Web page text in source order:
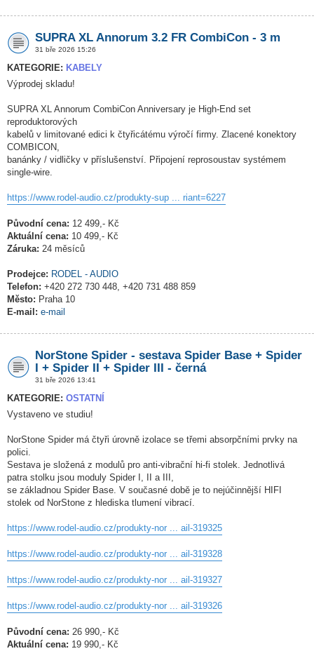
SUPRA XL Annorum 3.2 FR CombiCon - 3 m
31 bře 2026 15:26
KATEGORIE: KABELY
Výprodej skladu!
SUPRA XL Annorum CombiCon Anniversary je High-End set
reproduktorových
kabelů v limitované edici k čtyřicátému výročí firmy. Zlacené konektory
COMBICON,
banánky / vidličky v příslušenství. Připojení reprosoustav systémem
single-wire.
https://www.rodel-audio.cz/produkty-sup ... riant=6227
Původní cena: 12 499,- Kč
Aktuální cena: 10 499,- Kč
Záruka: 24 měsíců
Prodejce: RODEL - AUDIO
Telefon: +420 272 730 448, +420 731 488 859
Město: Praha 10
E-mail: e-mail
NorStone Spider - sestava Spider Base + Spider
I + Spider II + Spider III - černá
31 bře 2026 13:41
KATEGORIE: OSTATNÍ
Vystaveno ve studiu!
NorStone Spider má čtyři úrovně izolace se třemi absorpčními prvky na
polici.
Sestava je složená z modulů pro anti-vibrační hi-fi stolek. Jednotlivá
patra stolku jsou moduly Spider I, II a III,
se základnou Spider Base. V současné době je to nejúčinnější HIFI
stolek od NorStone z hlediska tlumení vibrací.
https://www.rodel-audio.cz/produkty-nor ... ail-319325
https://www.rodel-audio.cz/produkty-nor ... ail-319328
https://www.rodel-audio.cz/produkty-nor ... ail-319327
https://www.rodel-audio.cz/produkty-nor ... ail-319326
Původní cena: 26 990,- Kč
Aktuální cena: 19 990,- Kč